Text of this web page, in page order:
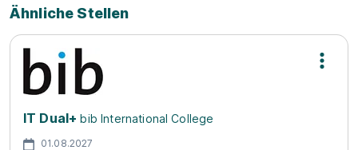
Ähnliche Stellen
IT Dual+ bib International College
01.08.2027